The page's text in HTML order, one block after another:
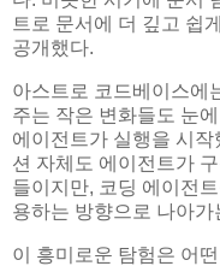
트로 문서에 더 깊고 쉽
공개했다.
아스트로 코드베이스에
주는 작은 변화들도 눈
에이전트가 실행을 시작
션 자체도 에이전트가
들이지만, 코딩 에이전
용하는 방향으로 나아가
이 흥미로운 탐험은 어